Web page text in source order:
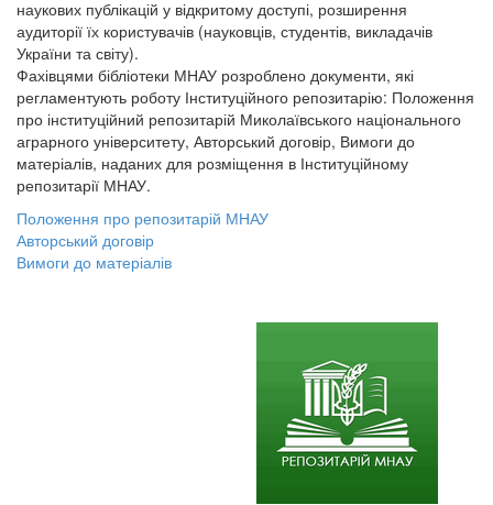
наукових публікацій у відкритому доступі, розширення
аудиторії їх користувачів (науковців, студентів, викладачів
України та світу).
Фахівцями бібліотеки МНАУ розроблено документи, які
регламентують роботу Інституційного репозитарію: Положення
про інституційний репозитарій Миколаївського національного
аграрного університету, Авторський договір, Вимоги до
матеріалів, наданих для розміщення в Інституційному
репозитарії МНАУ.
Положення про репозитарій МНАУ
Авторський договір
Вимоги до матеріалів